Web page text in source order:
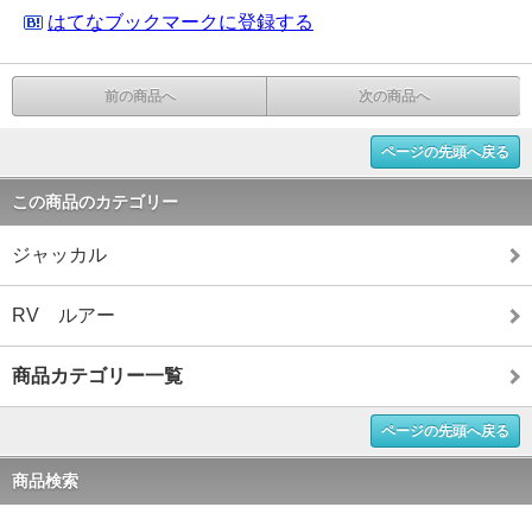
はてなブックマークに登録する
前の商品へ 次の商品へ
ページの先頭へ戻る
この商品のカテゴリー
ジャッカル
RV ルアー
商品カテゴリー一覧
ページの先頭へ戻る
商品検索